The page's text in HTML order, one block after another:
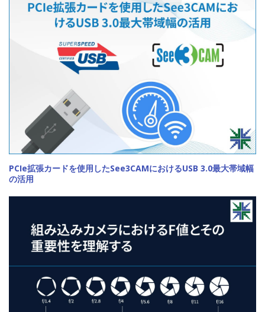
PCIe拡張カードを使用したSee3CAMにおけるUSB 3.0最大帯域幅
の活用